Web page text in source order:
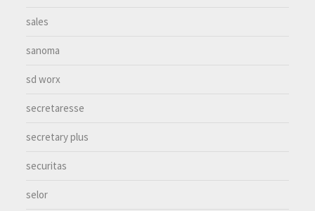
sales
sanoma
sd worx
secretaresse
secretary plus
securitas
selor